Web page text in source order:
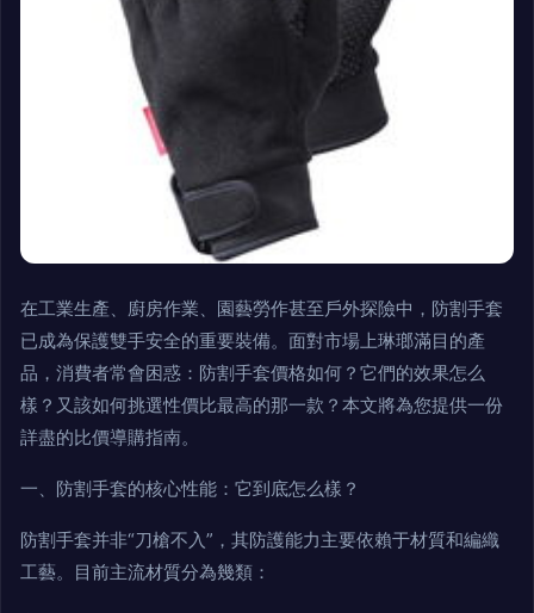
在工業生產、廚房作業、園藝勞作甚至戶外探險中，防割手套
已成為保護雙手安全的重要裝備。面對市場上琳瑯滿目的產
品，消費者常會困惑：防割手套價格如何？它們的效果怎么
樣？又該如何挑選性價比最高的那一款？本文將為您提供一份
詳盡的比價導購指南。
一、防割手套的核心性能：它到底怎么樣？
防割手套并非“刀槍不入”，其防護能力主要依賴于材質和編織
工藝。目前主流材質分為幾類：